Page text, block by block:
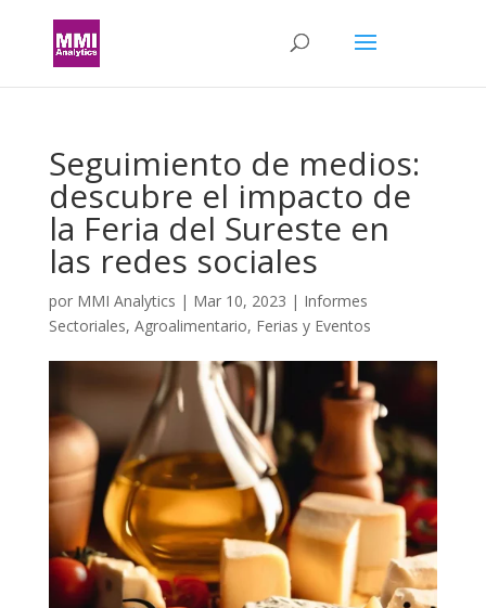
Seguimiento de medios:
descubre el impacto de
la Feria del Sureste en
las redes sociales
por MMI Analytics | Mar 10, 2023 | Informes
Sectoriales, Agroalimentario, Ferias y Eventos